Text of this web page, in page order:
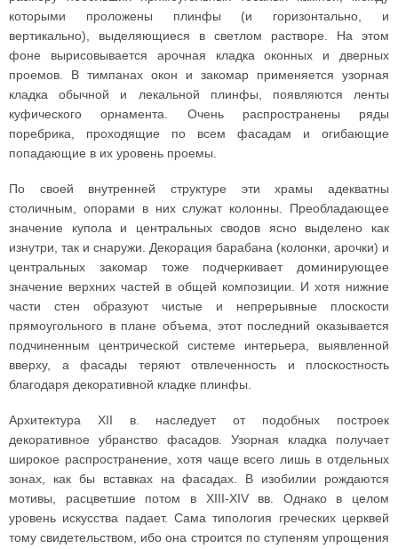
которыми проложены плинфы (и горизонтально, и
вертикально), выделяющиеся в светлом растворе. На этом
фоне вырисовывается арочная кладка оконных и дверных
проемов. В тимпанах окон и закомар применяется узорная
кладка обычной и лекальной плинфы, появляются ленты
куфического орнамента. Очень распространены ряды
поребрика, проходящие по всем фасадам и огибающие
попадающие в их уровень проемы.
По своей внутренней структуре эти храмы адекватны
столичным, опорами в них служат колонны. Преобладающее
значение купола и центральных сводов ясно выделено как
изнутри, так и снаружи. Декорация барабана (колонки, арочки) и
центральных закомар тоже подчеркивает доминирующее
значение верхних частей в общей композиции. И хотя нижние
части стен образуют чистые и непрерывные плоскости
прямоугольного в плане объема, этот последний оказывается
подчиненным центрической системе интерьера, выявленной
вверху, а фасады теряют отвлеченность и плоскостность
благодаря декоративной кладке плинфы.
Архитектура XII в. наследует от подобных построек
декоративное убранство фасадов. Узорная кладка получает
широкое распространение, хотя чаще всего лишь в отдельных
зонах, как бы вставках на фасадах. В изобилии рождаются
мотивы, расцветшие потом в XIII-XIV вв. Однако в целом
уровень искусства падает. Сама типология греческих церквей
тому свидетельством, ибо она строится по ступеням упрощения